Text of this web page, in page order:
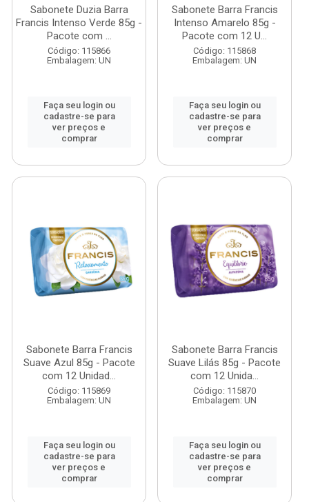
Sabonete Duzia Barra
Francis Intenso Verde 85g -
Pacote com ...
Código: 115866
Embalagem: UN
Faça seu login ou
cadastre-se para
ver preços e
comprar
Sabonete Barra Francis
Intenso Amarelo 85g -
Pacote com 12 U...
Código: 115868
Embalagem: UN
Faça seu login ou
cadastre-se para
ver preços e
comprar
Sabonete Barra Francis
Suave Azul 85g - Pacote
com 12 Unidad...
Código: 115869
Embalagem: UN
Faça seu login ou
cadastre-se para
ver preços e
comprar
Sabonete Barra Francis
Suave Lilás 85g - Pacote
com 12 Unida...
Código: 115870
Embalagem: UN
Faça seu login ou
cadastre-se para
ver preços e
comprar